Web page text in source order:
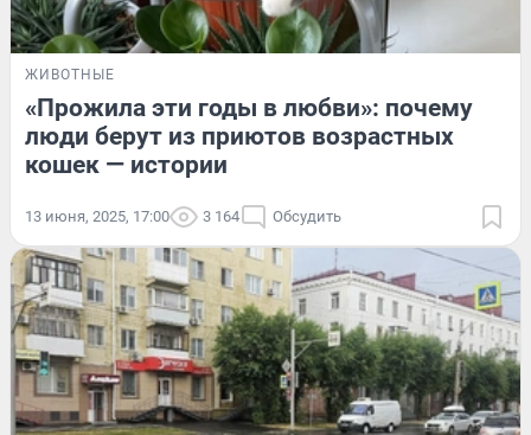
ЖИВОТНЫЕ
«Прожила эти годы в любви»: почему
люди берут из приютов возрастных
кошек — истории
13 июня, 2025, 17:00 3 164 Обсудить